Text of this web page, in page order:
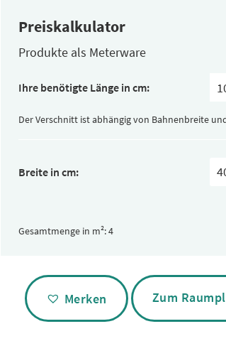
Preiskalkulator
Produkte als Meterware
Ihre benötigte Länge in cm:
Der Verschnitt ist abhängig von Bahnenbreite
Breite in cm:
Gesamtmenge in m²:
Alternative:
Merken Zum